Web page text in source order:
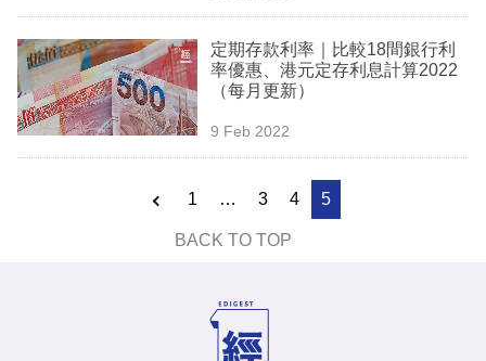
時
事
定期存款利率｜比較18間銀行利
率優惠、港元定存利息計算2022
（每月更新）
9 Feb 2022
1 … 3 4 5
BACK TO TOP